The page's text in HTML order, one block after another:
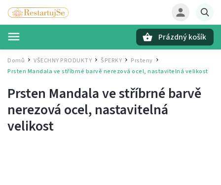
Prázdný košík
Domů / VŠECHNY PRODUKTY / ŠPERKY / Prsteny
Prsten Mandala ve stříbrné barvě nerezová ocel, nastavitelná velikost
Prsten Mandala ve stříbrné barvě
nerezová ocel, nastavitelná
velikost